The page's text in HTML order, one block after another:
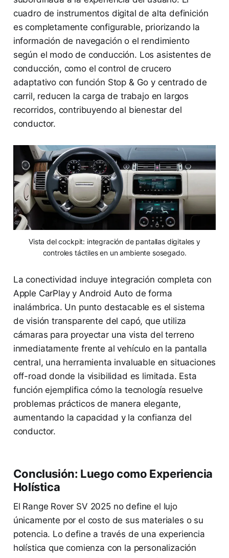
cuadro de instrumentos digital de alta definición
es completamente configurable, priorizando la
información de navegación o el rendimiento
según el modo de conducción. Los asistentes de
conducción, como el control de crucero
adaptativo con función Stop & Go y centrado de
carril, reducen la carga de trabajo en largos
recorridos, contribuyendo al bienestar del
conductor.
Vista del cockpit: integración de pantallas digitales y
controles táctiles en un ambiente sosegado.
La conectividad incluye integración completa con
Apple CarPlay y Android Auto de forma
inalámbrica. Un punto destacable es el sistema
de visión transparente del capó, que utiliza
cámaras para proyectar una vista del terreno
inmediatamente frente al vehículo en la pantalla
central, una herramienta invaluable en situaciones
off-road donde la visibilidad es limitada. Esta
función ejemplifica cómo la tecnología resuelve
problemas prácticos de manera elegante,
aumentando la capacidad y la confianza del
conductor.
Conclusión: Luego como Experiencia
Holística
El Range Rover SV 2025 no define el lujo
únicamente por el costo de sus materiales o su
potencia. Lo define a través de una experiencia
holística que comienza con la personalización